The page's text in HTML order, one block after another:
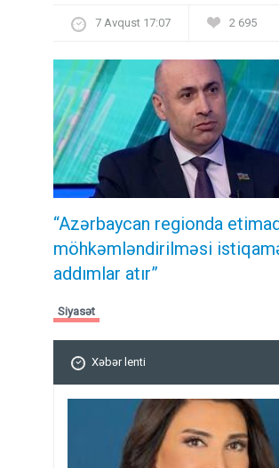
7 Avqust 17:07 2 695
“Azərbaycan regionda
möhkəmləndirilməsi
addımlar atır”
Siyasət
Xəbər lenti